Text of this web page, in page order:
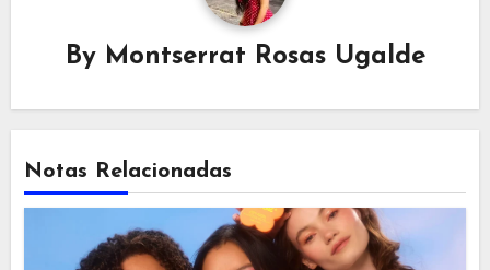
By Montserrat Rosas Ugalde
Notas Relacionadas